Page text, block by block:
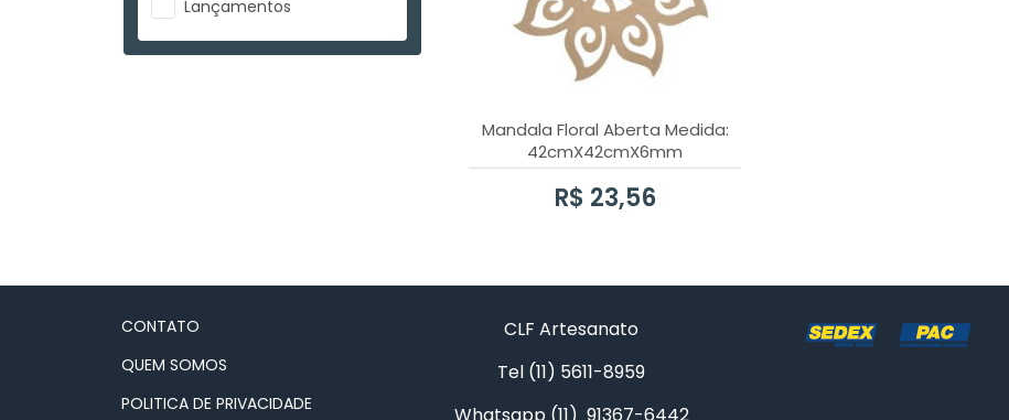
Lançamentos
Mandala Floral Aberta Medida:
42cmX42cmX6mm
R$ 23,56
CONTATO
QUEM SOMOS
POLITICA DE PRIVACIDADE
CLF Artesanato
Tel (11) 5611-8959